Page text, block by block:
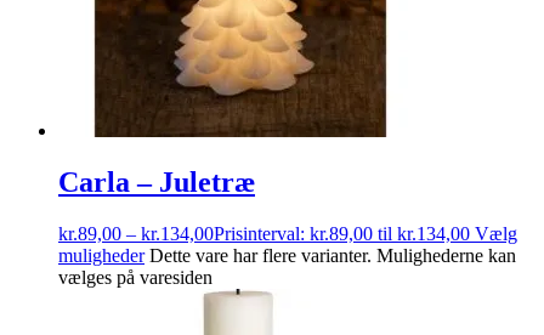
Carla – Juletræ
kr.89,00 – kr.134,00Prisinterval: kr.89,00 til kr.134,00 Vælg
muligheder Dette vare har flere varianter. Mulighederne kan
vælges på varesiden